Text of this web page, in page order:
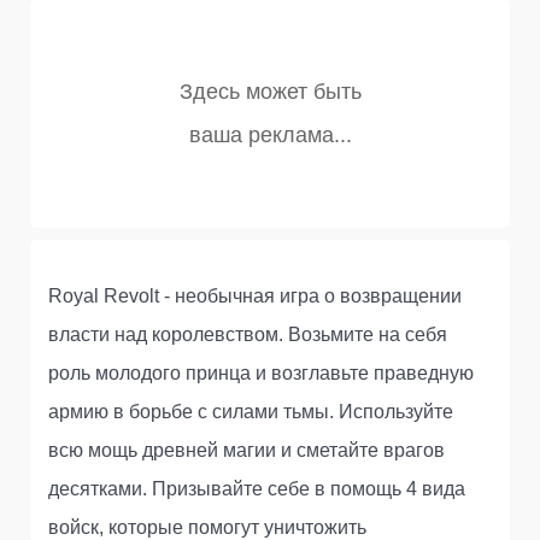
Royal Revolt - необычная игра о возвращении
власти над королевством. Возьмите на себя
роль молодого принца и возглавьте праведную
армию в борьбе с силами тьмы. Используйте
всю мощь древней магии и сметайте врагов
десятками. Призывайте себе в помощь 4 вида
войск, которые помогут уничтожить